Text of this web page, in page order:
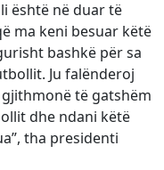
është në duar të
ma keni besuar këtë
bashkë për sa
Ju falënderoj
të gatshëm
dhe ndani këtë
tha presidenti